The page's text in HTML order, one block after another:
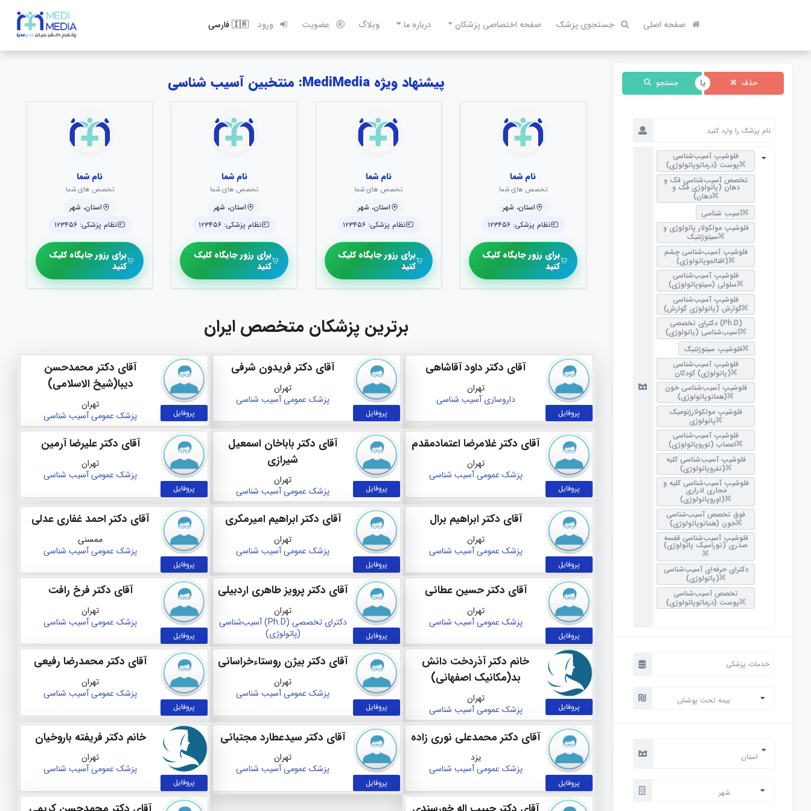
صفحه اصلی جستجوی پزشک صفحه اختصاصی پزشکان درباره ما وبلاگ عضویت ورود
حذف جستجو
فلوشیپ آسیب‌شناسی
پوست (درماتوپاتولوژی)
تخصص آسیب‌شناسی فک و
دهان (پاتولوژی فک و
دهان)
آسیب‌ شناسی
فلوشیپ مولکولار پاتولوژی و
سیتوژنتیک
فلوشیپ آسیب‌شناسی چشم
(افتالموپاتولوژی)
فلوشیپ آسیب‌شناسی
سلولی (سیتوپاتولوژی)
فلوشیپ آسیب‌شناسی
گوارش (پاتولوژی گوارش)
دکترای تخصصی (Ph.D)
آسیب‌شناسی (پاتولوژی)
فلوشیپ سیتوژنتیک
فلوشیپ آسیب‌شناسی
(پاتولوژی) کودکان
فلوشیپ آسیب‌شناسی خون
(هماتوپاتولوژی)
فلوشیپ مولکولارژنومیک
پاتولوژی
فلوشیپ آسیب‌شناسی
اعصاب (نوروپاتولوژی)
فلوشیپ آسیب‌شناسی کلیه
(نفروپاتولوژی)
فلوشیپ آسیب‌شناسی کلیه و
مجاری ادراری
(اوروپاتولوژی)
فوق تخصص آسیب‌شناسی
خون (هماتوپاتولوژی)
فلوشیپ آسیب‌شناسی قفسه
صدری (توراسیک پاتولوژی)
دکترای حرفه‌ای آسیب‌شناسی
(پاتولوژی)
تخصص آسیب‌شناسی
پوست (درماتوپاتولوژی)
بیمه تحت پوشش
استان
شهر
پیشنهاد ویژه MediMedia: منتخبین آسیب‌ شناسی
نام شما
تخصص های شما
استان، شهر
نظام پزشکی: ۱۲۳۴۵۶
برای رزور جایگاه کلیک
کنید
نام شما
تخصص های شما
استان، شهر
نظام پزشکی: ۱۲۳۴۵۶
برای رزور جایگاه کلیک
کنید
نام شما
تخصص های شما
استان، شهر
نظام پزشکی: ۱۲۳۴۵۶
برای رزور جایگاه کلیک
کنید
نام شما
تخصص های شما
استان، شهر
نظام پزشکی: ۱۲۳۴۵۶
برای رزور جایگاه کلیک
کنید
برترین پزشکان متخصص ایران
پروفایل
آقای دکتر داود آقاشاهی
تهران
داروسازی آسیب‌ شناسی
پروفایل
آقای دکتر فریدون شرفی
تهران
پزشک عمومیآسیب‌ شناسی
پروفایل
آقای دکتر محمدحسن
دیبا(شیخ الاسلامی)
تهران
پزشک عمومیآسیب‌ شناسی
پروفایل
آقای دکتر غلامرضا اعتمادمقدم
تهران
پزشک عمومیآسیب‌ شناسی
پروفایل
آقای دکتر باباخان اسمعیل
شیرازی
تهران
پزشک عمومیآسیب‌ شناسی پروفایل
آقای دکتر علیرضا آرمین
تهران
پزشک عمومیآسیب‌ شناسی
پروفایل
آقای دکتر ابراهیم برال
تهران
پزشک عمومیآسیب‌ شناسی
پروفایل
آقای دکتر ابراهیم امیرمکری
تهران
پزشک عمومیآسیب‌ شناسی
پروفایل
آقای دکتر احمد غفاری عدلی
ممسنی
پزشک عمومیآسیب‌ شناسی
پروفایل
آقای دکتر حسین عطائی
تهران
پزشک عمومیآسیب‌ شناسی
پروفایل
آقای دکتر پرویز طاهری اردبیلی
تهران
دکترای تخصصی (Ph.D) آسیب‌شناسی
(پاتولوژی)
پروفایل
آقای دکتر فرخ رافت
تهران
پزشک عمومیآسیب‌ شناسی
پروفایل
خانم دکتر آذردخت دانش
بد(مکانیک اصفهانی)
تهران
پزشک عمومیآسیب‌ شناسی پروفایل
آقای دکتر بیژن روستاءخراسانی
تهران
پزشک عمومیآسیب‌ شناسی
پروفایل
آقای دکتر محمدرضا رفیعی
تهران
پزشک عمومیآسیب‌ شناسی
پروفایل
آقای دکتر محمدعلی نوری زاده
یزد
پزشک عمومیآسیب‌ شناسی
پروفایل
آقای دکتر سیدعطارد مجتبائی
تهران
پزشک عمومیآسیب‌ شناسی
پروفایل
خانم دکتر فریفته باروخیان
تهران
پزشک عمومیآسیب‌ شناسی